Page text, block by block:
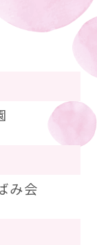
み会